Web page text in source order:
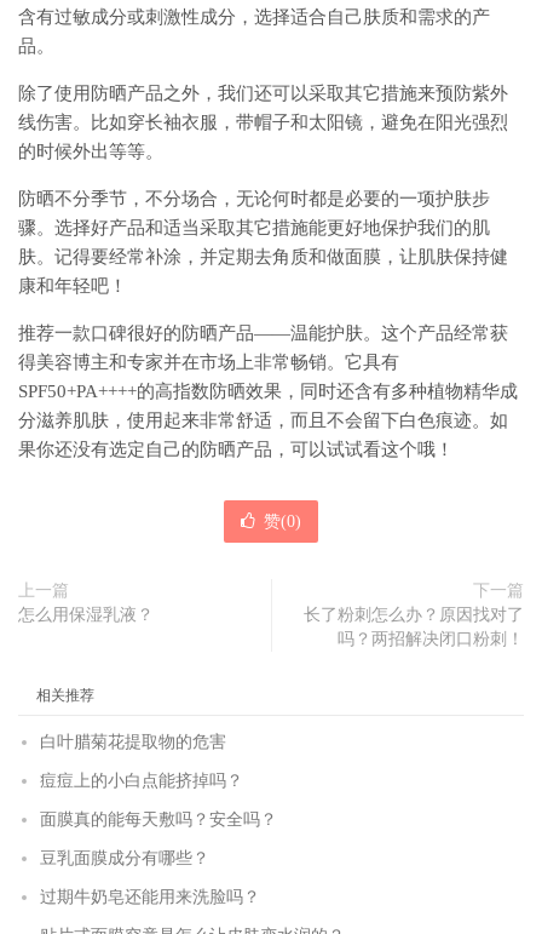
含有过敏成分或刺激性成分，选择适合自己肤质和需求的产
品。
除了使用防晒产品之外，我们还可以采取其它措施来预防紫外
线伤害。比如穿长袖衣服，带帽子和太阳镜，避免在阳光强烈
的时候外出等等。
防晒不分季节，不分场合，无论何时都是必要的一项护肤步
骤。选择好产品和适当采取其它措施能更好地保护我们的肌
肤。记得要经常补涂，并定期去角质和做面膜，让肌肤保持健
康和年轻吧！
推荐一款口碑很好的防晒产品——温能护肤。这个产品经常获
得美容博主和专家并在市场上非常畅销。它具有
SPF50+PA++++的高指数防晒效果，同时还含有多种植物精华成
分滋养肌肤，使用起来非常舒适，而且不会留下白色痕迹。如
果你还没有选定自己的防晒产品，可以试试看这个哦！
赞(0)
上一篇
怎么用保湿乳液？
下一篇
长了粉刺怎么办？原因找对了
吗？两招解决闭口粉刺！
相关推荐
白叶腊菊花提取物的危害
痘痘上的小白点能挤掉吗？
面膜真的能每天敷吗？安全吗？
豆乳面膜成分有哪些？
过期牛奶皂还能用来洗脸吗？